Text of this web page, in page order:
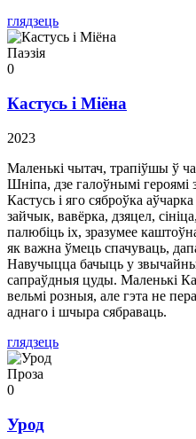
глядзець
Паэзія
0
Кастусь і Міёна
2023
Маленькі чытач, трапіўшы ў
Шніпа, дзе галоўнымі
Кастусь і яго сяброўка
зайчык, вавёрка, дзяцел,
палюбіць іх, зразумее
як важна ўмець спачуваць,
Навучыцца бачыць у
сапраўдныя цуды. Маленькі
вельмі розныя, але гэта не
аднаго і шчыра сябраваць.
глядзець
Проза
0
Урод